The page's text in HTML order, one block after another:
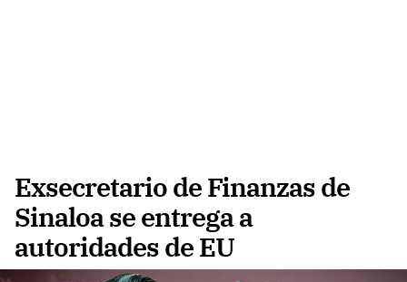
Exsecretario de Finanzas de
Sinaloa se entrega a
autoridades de EU